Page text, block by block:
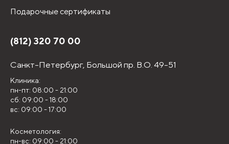
Подарочные сертификаты
(812) 320 70 00
Санкт-Петербург, Большой пр. В.О. 49-51
Клиника:
пн-пт: 08:00 - 21:00
сб: 09:00 - 18:00
вс: 09:00 - 17:00
Косметология:
пн-вс: 09:00 - 21:00